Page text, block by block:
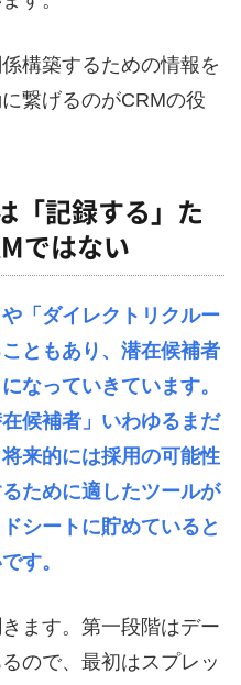
構築するための情報を
繋げるのがCRMの役
「記録する」た
ではない
「ダイレクトリクルー
ともあり、潜在候補者
なっていきています。
候補者」いわゆるまだ
来的には採用の可能性
ために適したツールが
シートに貯めていると
す。
ます。第一段階はデー
ので、最初はスプレッ